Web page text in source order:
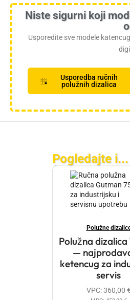
Niste sigurni koji
Usporedite sve modele
Usporedba ručnih
polužnih dizalica
Pogledajte i...
Polužne
Polužna
—
ketencug za
servis
VPC:360,00 €